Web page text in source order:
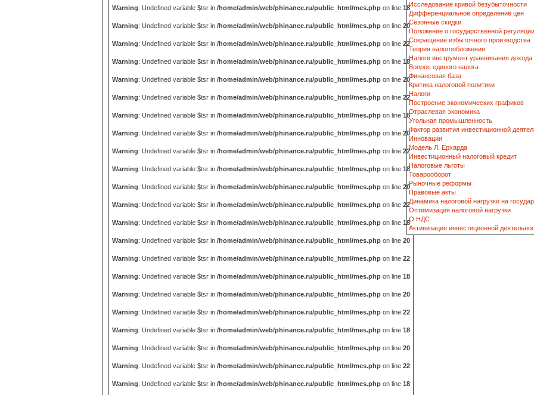
Warning: Undefined variable $tsr in /home/admin/web/phinance.ru/public_html/mes.php on line 18
Warning: Undefined variable $tsr in /home/admin/web/phinance.ru/public_html/mes.php on line 20
Warning: Undefined variable $tsr in /home/admin/web/phinance.ru/public_html/mes.php on line 22
Warning: Undefined variable $tsr in /home/admin/web/phinance.ru/public_html/mes.php on line 18
Warning: Undefined variable $tsr in /home/admin/web/phinance.ru/public_html/mes.php on line 20
Warning: Undefined variable $tsr in /home/admin/web/phinance.ru/public_html/mes.php on line 22
Warning: Undefined variable $tsr in /home/admin/web/phinance.ru/public_html/mes.php on line 18
Warning: Undefined variable $tsr in /home/admin/web/phinance.ru/public_html/mes.php on line 20
Warning: Undefined variable $tsr in /home/admin/web/phinance.ru/public_html/mes.php on line 22
Warning: Undefined variable $tsr in /home/admin/web/phinance.ru/public_html/mes.php on line 18
Warning: Undefined variable $tsr in /home/admin/web/phinance.ru/public_html/mes.php on line 20
Warning: Undefined variable $tsr in /home/admin/web/phinance.ru/public_html/mes.php on line 22
Warning: Undefined variable $tsr in /home/admin/web/phinance.ru/public_html/mes.php on line 18
Warning: Undefined variable $tsr in /home/admin/web/phinance.ru/public_html/mes.php on line 20
Warning: Undefined variable $tsr in /home/admin/web/phinance.ru/public_html/mes.php on line 22
Warning: Undefined variable $tsr in /home/admin/web/phinance.ru/public_html/mes.php on line 18
Warning: Undefined variable $tsr in /home/admin/web/phinance.ru/public_html/mes.php on line 20
Warning: Undefined variable $tsr in /home/admin/web/phinance.ru/public_html/mes.php on line 22
Warning: Undefined variable $tsr in /home/admin/web/phinance.ru/public_html/mes.php on line 18
Warning: Undefined variable $tsr in /home/admin/web/phinance.ru/public_html/mes.php on line 20
Warning: Undefined variable $tsr in /home/admin/web/phinance.ru/public_html/mes.php on line 22
Warning: Undefined variable $tsr in /home/admin/web/phinance.ru/public_html/mes.php on line 18
Исследование кривой безубыточности
Дифференциальное определение цен
Сезонные скидки
Положение о государственной регуляции
Сокращение избыточного производства
Теория налогообложения
Налоги инструмент уравнивания дохода
Вопрос единого налога
Финансовая база
Критика налоговой политики
Налоги
Построение экономических графиков
Отраслевая экономика
Угольная промышленность
Фактор развития инвестиционной
Инновации
Модель Л. Ерхарда
Инвестиционный налоговый кредит
Налоговые льготы
Товарооборот
Рыночные реформы
Правовые акты
Динамика налоговой нагрузки на
Оптимизация налоговой нагрузки
О НДС
Активизация инвестиционной